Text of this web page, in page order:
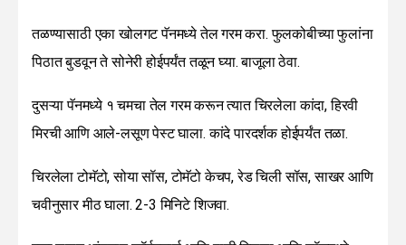
तळण्यासाठी एका खोलगट पॅनमध्ये तेल गरम करा. फुलकोबीच्या फुलांना
पिठात बुडवून ते सोनेरी होईपर्यंत तळून घ्या. बाजूला ठेवा.
दुसऱ्या पॅनमध्ये १ चमचा तेल गरम करून त्यात चिरलेला कांदा, हिरवी
मिरची आणि आले-लसूण पेस्ट घाला. कांदे पारदर्शक होईपर्यंत तळा.
चिरलेला टोमॅटो, सोया सॉस, टोमॅटो केचप, रेड चिली सॉस, साखर आणि
चवीनुसार मीठ घाला. 2-3 मिनिटे शिजवा.